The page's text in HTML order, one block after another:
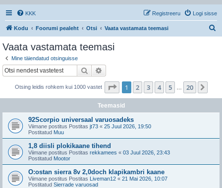
KKK Logi sisse
Registreeru
Kodu Foorumi pealeht Otsi Vaata vastamata teemasi
Vaata vastamata teemasi
Mine täiendatud otsinguisse
Otsi
Otsing leidis rohkem kui 1000 vastet 1 . leht20 -st
1 2 3 4 5 20
Teemasid
92Scorpio universaal varuosadeks
Viimane postitus Postitas jt73 « 25 Juul 2026, 19:50
Postitatud Muu
1,8 diisli plokikaane tihend
Viimane postitus Postitas rekkamees « 03 Juul 2026, 23:43
Postitatud Mootor
O:ostan sierra 8v 2,0doch klapikambri kaane
Viimane postitus Postitas Liveman12 « 21 Mai 2026, 10:07
Postitatud Sierrade varuosad